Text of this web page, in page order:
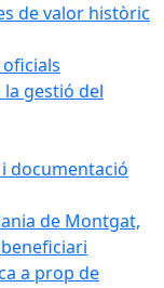
de valor històric
gestió del
documentació
de Montgat,
a prop de